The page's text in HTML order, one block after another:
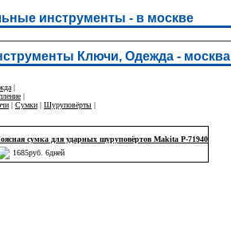
инструменты - в москве
Ключи, Одежда - москва
|
|
| Сумки | Шуруповёрты |
сумка для ударных шуруповёртов Makita P-71940
1685руб. 6дней